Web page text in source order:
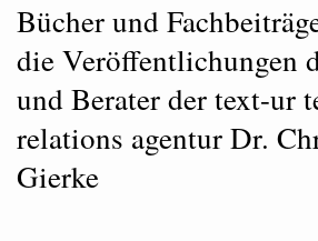
Kontakt
Newsroom
Bücher und
die Veröffentlichungen
und Berater der text-ur
relations agentur Dr.
Gierke